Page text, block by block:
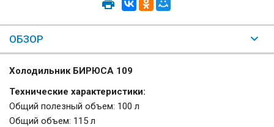
ОБЗОР
Холодильник БИРЮСА 109
Технические характеристики:
Общий полезный объем: 100 л
Общий объем: 115 л